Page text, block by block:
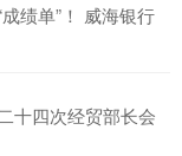
绩单”！ 威海银行
十四次经贸部长会